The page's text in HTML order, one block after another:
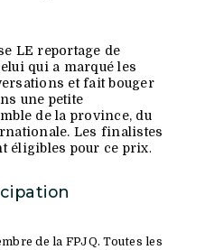
LE reportage de
qui a marqué les
et fait bouger
une petite
de la province, du
Les finalistes
éligibles pour ce prix.
de la FPJQ. Toutes les